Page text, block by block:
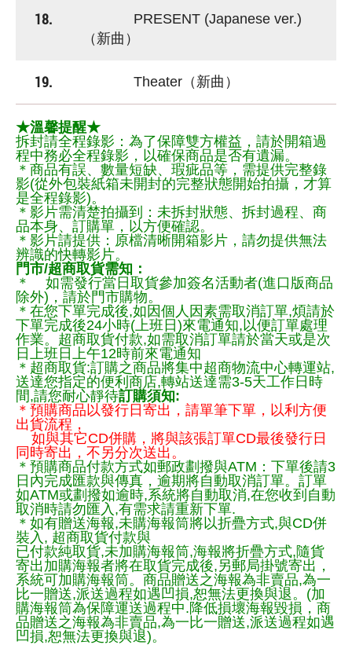
18.
PRESENT (Japanese ver.)
（新曲）
19. Theater（新曲）
★溫馨提醒★
拆封請全程錄影：為了保障雙方權益，請於開箱過
程中務必全程錄影，以確保商品是否有遺漏。
＊商品有誤、數量短缺、瑕疵品等，需提供完整錄
影(從外包裝紙箱未開封的完整狀態開始拍攝，才算
是全程錄影)。
＊影片需清楚拍攝到：未拆封狀態、拆封過程、商
品本身、訂購單，以方便確認。
＊影片請提供：原檔清晰開箱影片，請勿提供無法
辨識的快轉影片。
門市/超商取貨需知：
＊ 如需發行當日取貨參加簽名活動者(進口版商品
除外)，請於門市購物。
＊在您下單完成後,如因個人因素需取消訂單,煩請於
下單完成後24小時(上班日)來電通知,以便訂單處理
作業。超商取貨付款,如需取消訂單請於當天或是次
日上班日上午12時前來電通知
＊超商取貨:訂購之商品將集中超商物流中心轉運站,
送達您指定的便利商店,轉站送達需3-5天工作日時
間,請您耐心靜待訂購須知:
＊預購商品以發行日寄出，請單筆下單，以利方便
出貨流程，
如與其它CD併購，將與該張訂單CD最後發行日
同時寄出，不另分次送出。
＊預購商品付款方式如郵政劃撥與ATM：下單後請3
日內完成匯款與傳真，逾期將自動取消訂單。訂單
如ATM或劃撥如逾時,系統將自動取消,在您收到自動
取消時請勿匯入,有需求請重新下單.
＊如有贈送海報,未購海報筒將以折疊方式,與CD併
裝入, 超商取貨付款與
已付款純取貨,未加購海報筒,海報將折疊方式,隨貨
寄出加購海報者將在取貨完成後,另郵局掛號寄出，
系統可加購海報筒。商品贈送之海報為非賣品,為一
比一贈送,派送過程如遇凹損,恕無法更換與退。(加
購海報筒為保障運送過程中.降低損壞海報毀損，商
品贈送之海報為非賣品,為一比一贈送,派送過程如遇
凹損,恕無法更換與退)。